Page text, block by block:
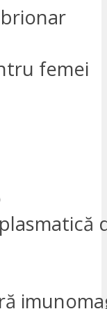
femei